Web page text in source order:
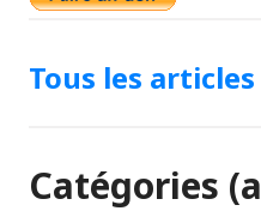
Tous les articles
Catégories